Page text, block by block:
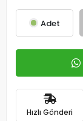
Adet
Hızlı Gönderi